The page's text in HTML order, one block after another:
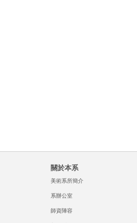
關於本系
美術系所簡介
系辦公室
師資陣容